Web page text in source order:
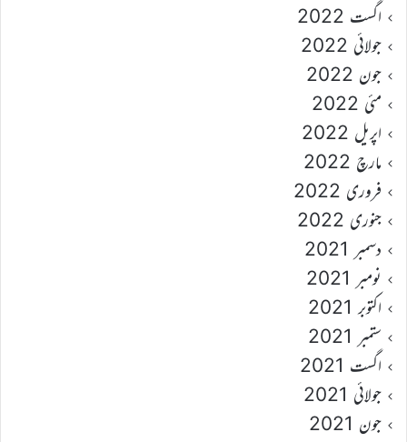
اگست 2022
جولائی 2022
جون 2022
مئی 2022
اپریل 2022
مارچ 2022
فروری 2022
جنوری 2022
دسمبر 2021
نومبر 2021
اکتوبر 2021
ستمبر 2021
اگست 2021
جولائی 2021
جون 2021